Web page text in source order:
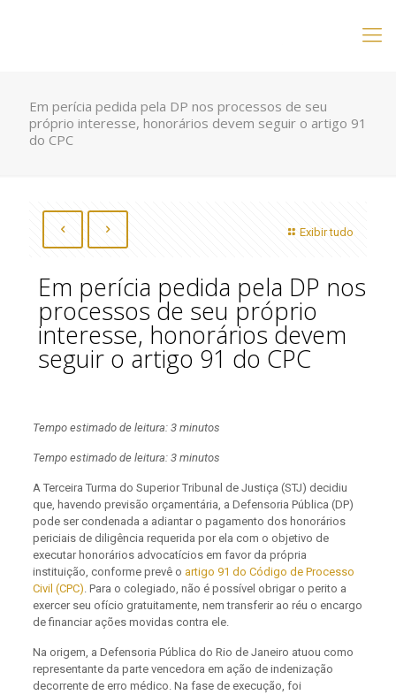
Em perícia pedida pela DP nos processos de seu
próprio interesse, honorários devem seguir o artigo 91
do CPC
Exibir tudo
Em perícia pedida pela DP nos
processos de seu próprio
interesse, honorários devem
seguir o artigo 91 do CPC
Tempo estimado de leitura: 3 minutos
Tempo estimado de leitura: 3 minutos
A Terceira Turma do Superior Tribunal de Justiça (STJ) decidiu
que, havendo previsão orçamentária, a Defensoria Pública (DP)
pode ser condenada a adiantar o pagamento dos honorários
periciais de diligência requerida por ela com o objetivo de
executar honorários advocatícios em favor da própria
instituição, conforme prevê o artigo 91 do Código de Processo
Civil (CPC). Para o colegiado, não é possível obrigar o perito a
exercer seu ofício gratuitamente, nem transferir ao réu o encargo
de financiar ações movidas contra ele.
Na origem, a Defensoria Pública do Rio de Janeiro atuou como
representante da parte vencedora em ação de indenização
decorrente de erro médico. Na fase de execução, foi